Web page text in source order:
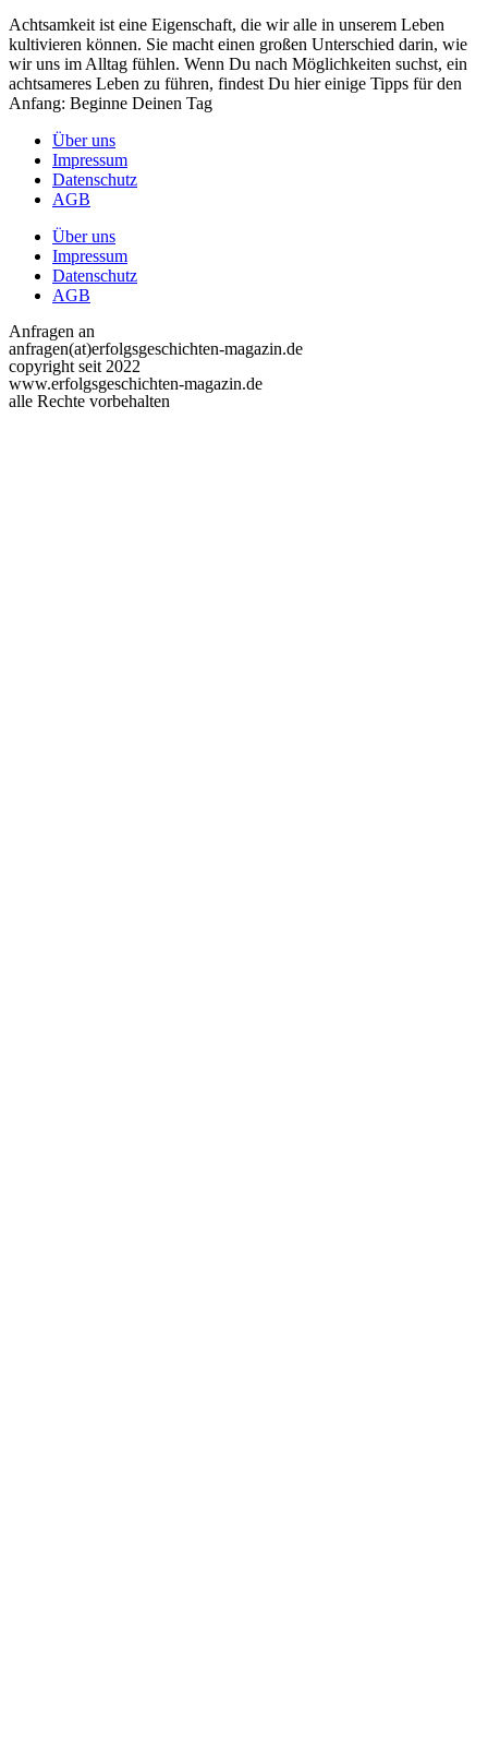
Achtsamkeit ist eine Eigenschaft, die wir alle in unserem Leben
kultivieren können. Sie macht einen großen Unterschied darin, wie
wir uns im Alltag fühlen. Wenn Du nach Möglichkeiten suchst, ein
achtsameres Leben zu führen, findest Du hier einige Tipps für den
Anfang: Beginne Deinen Tag
Über uns
Impressum
Datenschutz
AGB
Über uns
Impressum
Datenschutz
AGB
Anfragen an
anfragen(at)erfolgsgeschichten-magazin.de
copyright seit 2022
www.erfolgsgeschichten-magazin.de
alle Rechte vorbehalten